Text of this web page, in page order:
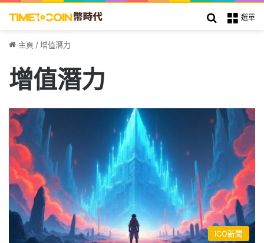
選單
搜索
主頁 /增值潛力
增值潛力
ICO新聞